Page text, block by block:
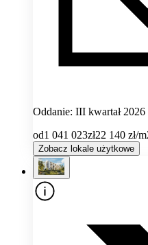
Oddanie: III kwartał 2026
od1 041 023zł22 140 zł/
Zobacz lokale użytkowe